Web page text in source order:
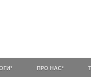
ПРО НАС*